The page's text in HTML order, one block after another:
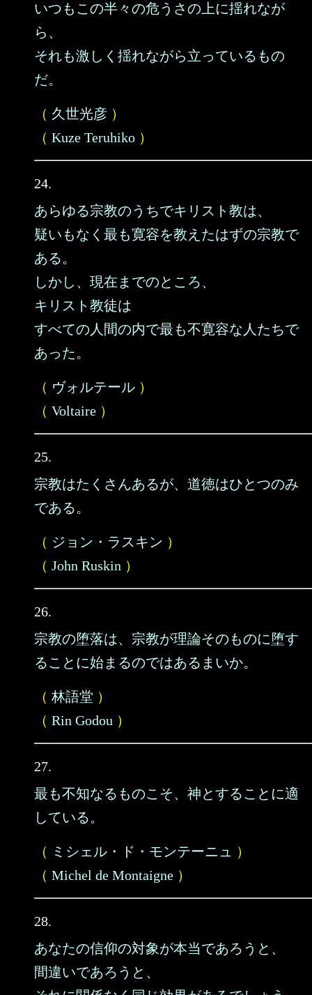
いつもこの半々の危うさの上に揺れなが
ら、
それも激しく揺れながら立っているもの
だ。
（ 久世光彦 ）
（ Kuze Teruhiko ）
24.
あらゆる宗教のうちでキリスト教は、
疑いもなく最も寛容を教えたはずの宗教で
ある。
しかし、現在までのところ、
キリスト教徒は
すべての人間の内で最も不寛容な人たちで
あった。
（ ヴォルテール ）
（ Voltaire ）
25.
宗教はたくさんあるが、道徳はひとつのみ
である。
（ ジョン・ラスキン ）
（ John Ruskin ）
26.
宗教の堕落は、宗教が理論そのものに堕す
ることに始まるのではあるまいか。
（ 林語堂 ）
（ Rin Godou ）
27.
最も不知なるものこそ、神とすることに適
している。
（ ミシェル・ド・モンテーニュ
）
（ Michel de Montaigne ）
28.
あなたの信仰の対象が本当であろうと、
間違いであろうと、